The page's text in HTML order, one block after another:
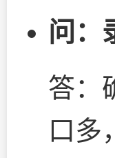
问：
答：
口多